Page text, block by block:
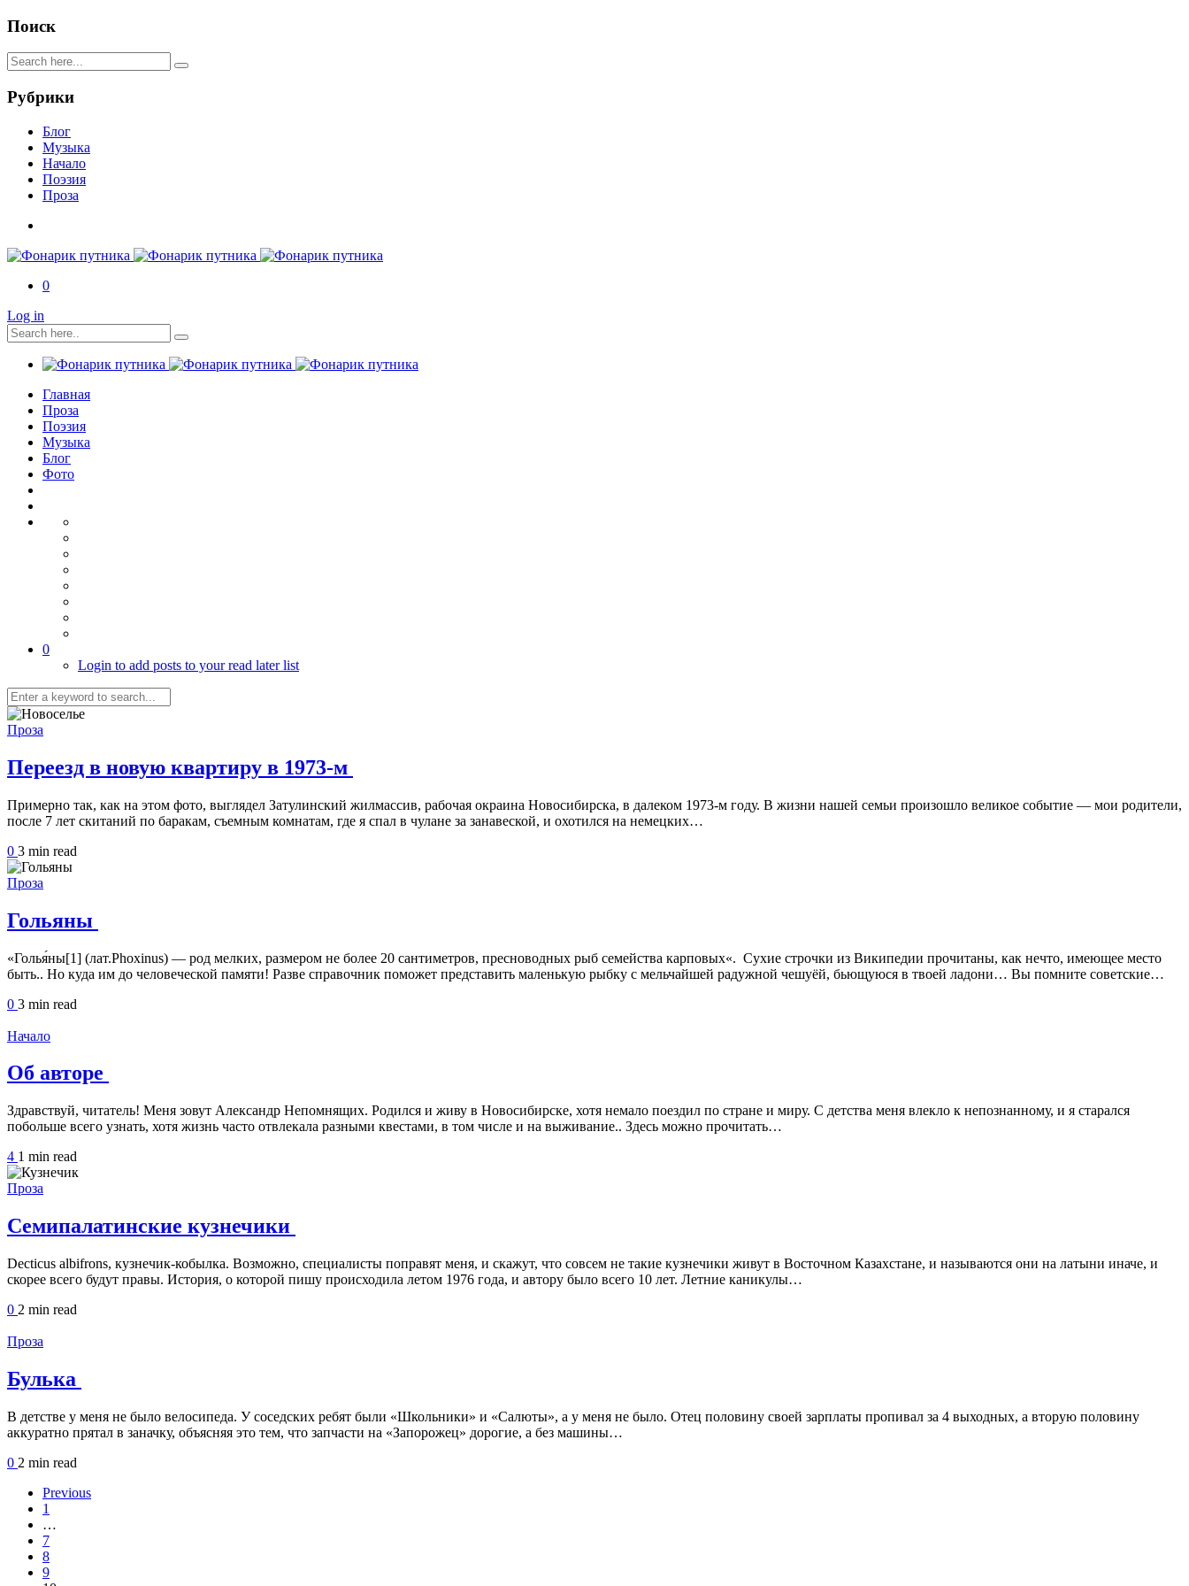
Поиск
Рубрики
Блог
Музыка
Начало
Поэзия
Проза
0
Log in
Главная
Проза
Поэзия
Музыка
Блог
Фото
0
Login to add posts to your read later list
Проза
Переезд в новую квартиру в 1973-м
Примерно так, как на этом фото, выглядел Затулинский жилмассив, рабочая окраина Новосибирска, в далеком 1973-м году. В жизни нашей семьи произошло великое событие — мои родители,
после 7 лет скитаний по баракам, съемным комнатам, где я спал в чулане за занавеской, и охотился на немецких…
0 3 min read
Проза
Гольяны
«Голья́ны[1] (лат.Phoxinus) — род мелких, размером не более 20 сантиметров, пресноводных рыб семейства карповых«. Сухие строчки из Википедии прочитаны, как нечто, имеющее место
быть.. Но куда им до человеческой памяти! Разве справочник поможет представить маленькую рыбку с мельчайшей радужной чешуёй, бьющуюся в твоей ладони… Вы помните советские…
0 3 min read
Начало
Об авторе
Здравствуй, читатель! Меня зовут Александр Непомнящих. Родился и живу в Новосибирске, хотя немало поездил по стране и миру. С детства меня влекло к непознанному, и я старался
побольше всего узнать, хотя жизнь часто отвлекала разными квестами, в том числе и на выживание.. Здесь можно прочитать…
4 1 min read
Проза
Семипалатинские кузнечики
Decticus albifrons, кузнечик-кобылка. Возможно, специалисты поправят меня, и скажут, что совсем не такие кузнечики живут в Восточном Казахстане, и называются они на латыни иначе, и
скорее всего будут правы. История, о которой пишу происходила летом 1976 года, и автору было всего 10 лет. Летние каникулы…
0 2 min read
Проза
Булька
В детстве у меня не было велосипеда. У соседских ребят были «Школьники» и «Салюты», а у меня не было. Отец половину своей зарплаты пропивал за 4 выходных, а вторую половину
аккуратно прятал в заначку, объясняя это тем, что запчасти на «Запорожец» дорогие, а без машины…
0 2 min read
Previous
1
…
7
8
9